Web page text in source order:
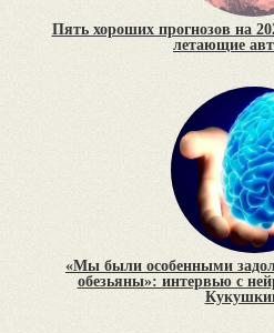
Пять хороших прогнозов на
летающие
«Мы были особенными
обезьяны»: интервью с